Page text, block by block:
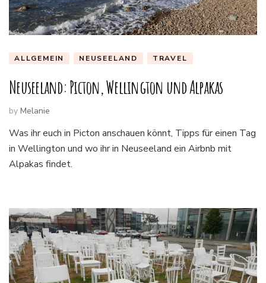
ALLGEMEIN NEUSEELAND TRAVEL
Neuseeland: Picton, Wellington und Alpakas
by Melanie
Was ihr euch in Picton anschauen könnt, Tipps für einen Tag
in Wellington und wo ihr in Neuseeland ein Airbnb mit
Alpakas findet.